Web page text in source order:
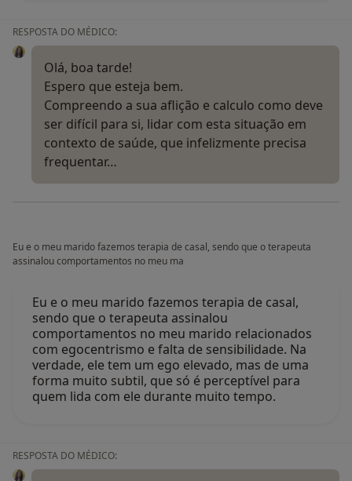
RESPOSTA DO MÉDICO:
Olá, boa tarde!
Espero que esteja bem.
Compreendo a sua aflição e calculo como deve
ser difícil para si, lidar com esta situação em
contexto de saúde, que infelizmente precisa
frequentar…
Eu e o meu marido fazemos terapia de casal, sendo que o terapeuta
assinalou comportamentos no meu ma
Eu e o meu marido fazemos terapia de casal,
sendo que o terapeuta assinalou
comportamentos no meu marido relacionados
com egocentrismo e falta de sensibilidade. Na
verdade, ele tem um ego elevado, mas de uma
forma muito subtil, que só é perceptível para
quem lida com ele durante muito tempo.
RESPOSTA DO MÉDICO: